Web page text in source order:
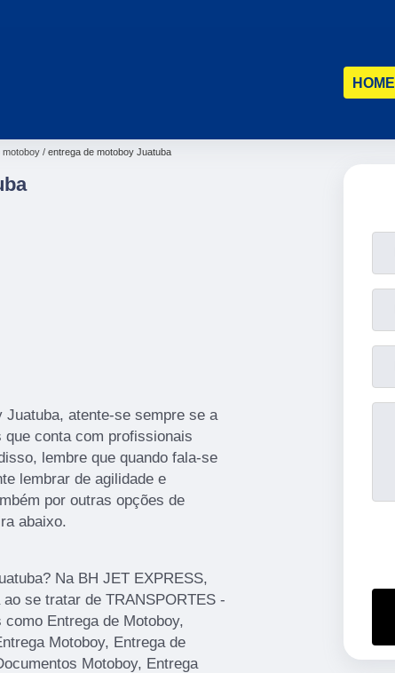
HOME
motoboy entrega de motoboy Juatuba
Juatuba, atente-se sempre se a
conta com profissionais
lembre que quando fala-se
lembrar de agilidade e
por outras opções de
abaixo.
Na BH JET EXPRESS,
se tratar de TRANSPORTES -
Entrega de Motoboy,
Motoboy, Entrega de
Motoboy, Entrega